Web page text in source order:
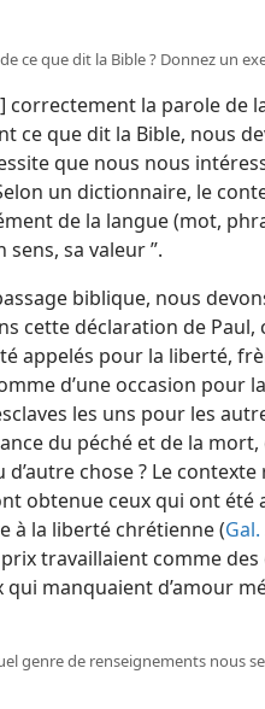
ce que dit la Bible ? Donnez un
correctement la parole de
ce que dit la Bible, nous
que nous nous
un dictionnaire, le
de la langue (mot,
sa valeur ”.
biblique, nous
cette déclaration de Paul,
appelés pour la liberté,
d’une occasion pour
les uns pour les
du péché et de la mort,
chose ? Le contexte
obtenue ceux qui ont été
à la liberté chrétienne(
travaillaient comme des
manquaient d’amour
genre de renseignements nous